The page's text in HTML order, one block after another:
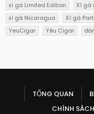
xì gà Limited Edition
Xì gà
xì gà Nicaragua
Xì gà
YeuCigar
Yêu Cigar
TỔNG QUAN
CHÍNH